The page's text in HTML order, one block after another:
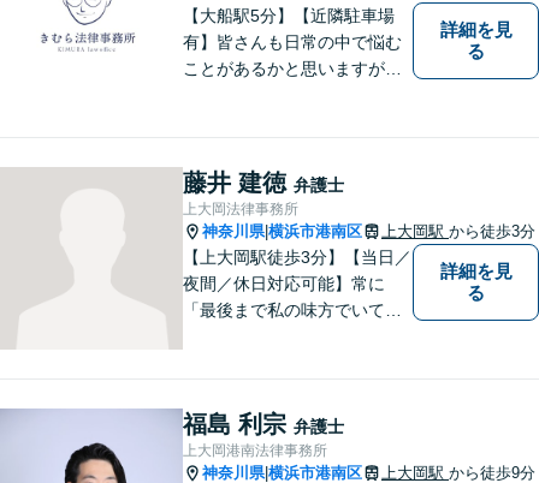
連絡ください。
【大船駅5分】【近隣駐車場
有】皆さんも日常の中で悩む
ことがあるかと思いますが、
方々により良い法律サービス
を届けていきたいと思いま
す。 ぜひご相談ください。
詳細を見
る
藤井 建徳 弁護士
上大岡法律事務所
神奈川県|横浜市港南区 上大岡駅 から徒歩3分
【上大岡駅徒歩3分】【当日／
夜間／休日対応可能】常に
「最後まで私の味方でいてく
の法律事務所として皆様のお
力になれればと考えておりま
す。
詳細を見
る
福島 利宗 弁護士
上大岡港南法律事務所
神奈川県|横浜市港南区 上大岡駅 から徒歩9分